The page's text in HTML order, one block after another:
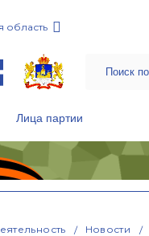
область
Лица партии
Новости